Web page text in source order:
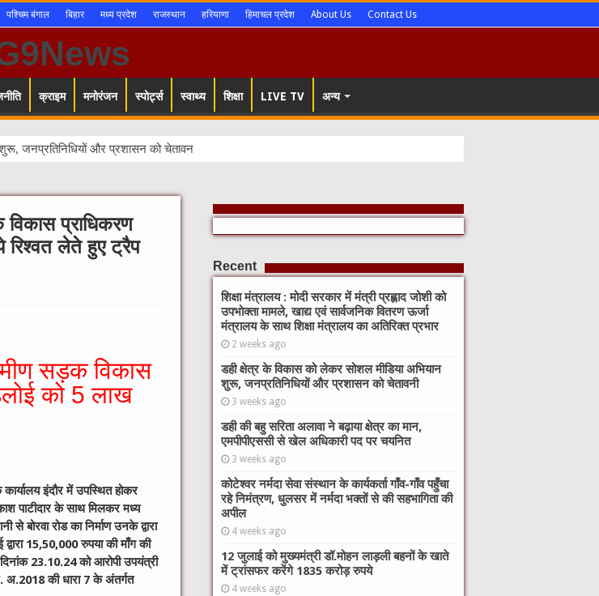
पश्चिम बंगाल बिहार मध्य प्रदेश राजस्थान हरियाणा हिमाचल प्रदेश About Us Contact Us
क्राइम मनोरंजन स्पोर्ट्स स्वाथ्य शिक्षा LIVE TV अन्य
प्राधिकरण
रिश्वत लेते हुए ट्रैप
सड़क विकास
को 5 लाख
इंदौर में उपस्थित होकर
पाटीदार के साथ मिलकर मध्य
बोरवा रोड का निर्माण उनके द्वारा
15,50,000 रुपया की माँग की
23.10.24 को आरोपी उपयंत्री
अ.2018 की धारा 7 के अंतर्गत
Recent
शिक्षा मंत्रालय : मोदी सरकार में मंत्री प्रह्लाद जोशी को
उपभोक्ता मामले, खाद्य एवं सार्वजनिक वितरण ऊर्जा
मंत्रालय के साथ शिक्षा मंत्रालय का अतिरिक्त प्रभार
2 weeks ago
डही क्षेत्र के विकास को लेकर सोशल मीडिया अभियान
शुरू, जनप्रतिनिधियों और प्रशासन को चेतावनी
3 weeks ago
डही की बहु सरिता अलावा ने बढ़ाया क्षेत्र का मान,
एमपीपीएससी से खेल अधिकारी पद पर चयनित
3 weeks ago
कोटेश्वर नर्मदा सेवा संस्थान के कार्यकर्ता गाँव-गाँव पहुँचा
रहे निमंत्रण, धुलसर में नर्मदा भक्तों से की सहभागिता की
अपील
4 weeks ago
12 जुलाई को मुख्यमंत्री डॉ.मोहन लाड़ली बहनों के खाते
में ट्रांसफर करेंगे 1835 करोड़ रुपये
4 weeks ago